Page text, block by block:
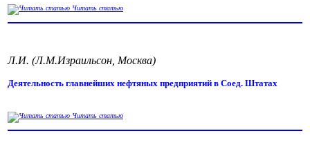
Читать статью
Л.И. (Л.М.Израильсон, Москва)
Деятельность главнейших нефтяных предприятий в Соед. Штатах
Читать статью